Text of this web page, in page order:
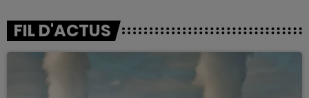
FIL D'ACTUS